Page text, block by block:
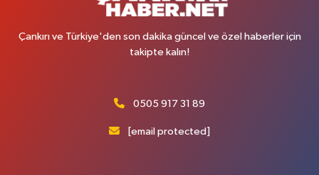
Çankırı ve Türkiye'den son dakika güncel ve özel haberler için
takipte kalın!
0505 917 31 89
[email protected]